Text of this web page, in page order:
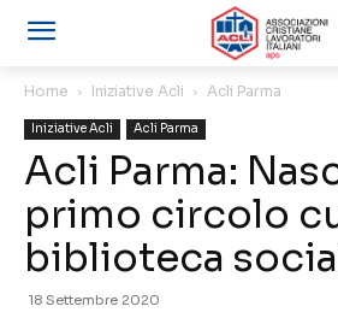
Home Iniziative Acli Acli Parma
Iniziative Acli Acli Parma
Acli Parma:
primo circolo
biblioteca
18 Settembre 2020